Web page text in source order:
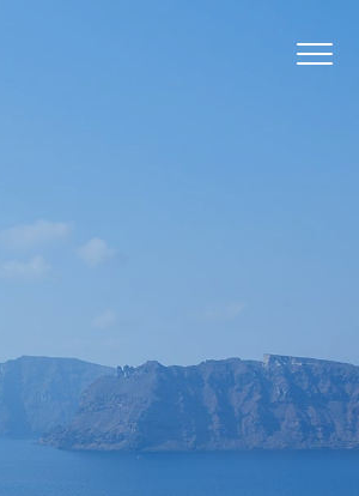
Υπηρεσίες
Εταιρία
Blog